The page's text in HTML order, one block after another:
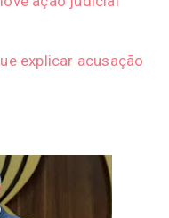
explicar acusação